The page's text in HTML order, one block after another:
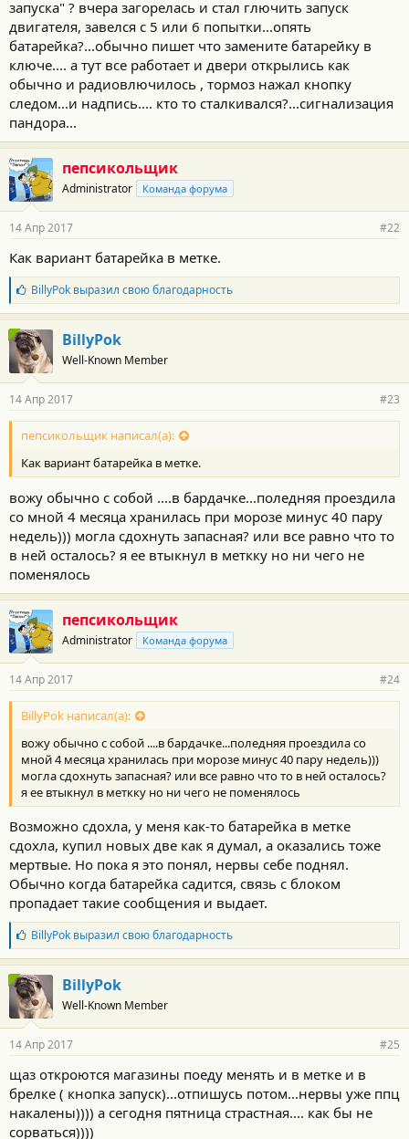
т
и
запуска" ? вчера загорелась и стал глючить запуск
двигателя, завелся с 5 или 6 попытки...опять
батарейка?...обычно пишет что замените батарейку в
ключе.... а тут все работает и двери открылись как
обычно и радиовлючилось , тормоз нажал кнопку
следом...и надпись.... кто то сталкивался?...сигнализация
пандора...
пепсикольщик
Administrator Команда форума
14 Апр 2017 #22
Как вариант батарейка в метке.
Б
л
а
г
о
д
а
н
о
с
и
:
BillyPokвыразил свою благодарность
BillyPok
Well-Known Member
14 Апр 2017 #23
пепсикольщик написал(а):
Как вариант батарейка в метке.
вожу обычно с собой ....в бардачке...поледняя проездила
со мной 4 месяца хранилась при морозе минус 40 пару
недель))) могла сдохнуть запасная? или все равно что то
в ней осталось? я ее втыкнул в меткку но ни чего не
поменялось
пепсикольщик
Administrator Команда форума
14 Апр 2017 #24
BillyPok написал(а):
вожу обычно с собой ....в бардачке...поледняя проездила со
мной 4 месяца хранилась при морозе минус 40 пару недель)))
могла сдохнуть запасная? или все равно что то в ней осталось?
я ее втыкнул в меткку но ни чего не поменялось
Возможно сдохла, у меня как-то батарейка в метке
сдохла, купил новых две как я думал, а оказались тоже
мертвые. Но пока я это понял, нервы себе поднял.
Обычно когда батарейка садится, связь с блоком
пропадает такие сообщения и выдает.
Б
л
а
г
о
д
а
н
с
т
и
BillyPokвыразил свою благодарность
BillyPok
Well-Known Member
14 Апр 2017 #25
щаз откроются магазины поеду менять и в метке и в
брелке ( кнопка запуск)...отпишусь потом...нервы уже ппц
накалены)))) а сегодня пятница страстная.... как бы не
сорваться))))